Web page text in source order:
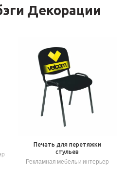
Декорации
Печать для перетяжки
стульев
Рекламная мебель и интерьер